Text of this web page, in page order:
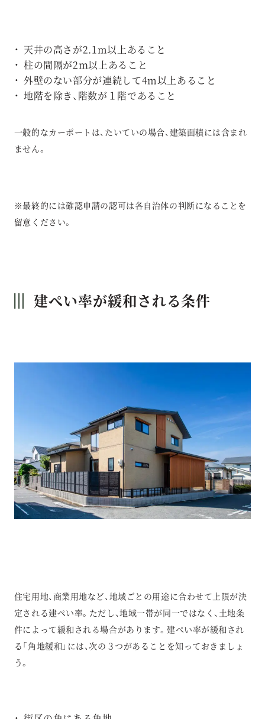
天井の高さが2.1m以上あること
柱の間隔が2ｍ以上あること
外壁のない部分が連続して4m以上あること
地階を除き、階数が１階であること
一般的なカーポートは、たいていの場合、建築面積には含まれ
ません。
※最終的には確認申請の認可は各自治体の判断になることを
留意ください。
建ぺい率が緩和される条件
住宅用地、商業用地など、地域ごとの用途に合わせて上限が決
定される建ぺい率。ただし、地域一帯が同一ではなく、土地条
件によって緩和される場合があります。建ぺい率が緩和され
る「角地緩和」には、次の３つがあることを知っておきましょ
う。